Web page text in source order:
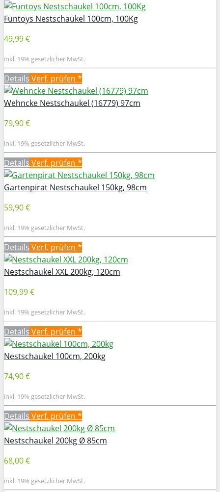
Funtoys Nestschaukel 100cm, 100Kg
49,99 €
inkl. 19% gesetzlicher MwSt.
Details Verf. prüfen *
Wehncke Nestschaukel (16779) 97cm
79,90 €
inkl. 19% gesetzlicher MwSt.
Details Verf. prüfen *
Gartenpirat Nestschaukel 150kg, 98cm
59,90 €
inkl. 19% gesetzlicher MwSt.
Details Verf. prüfen *
Nestschaukel XXL 200kg, 120cm
109,99 €
inkl. 19% gesetzlicher MwSt.
Details Verf. prüfen *
Nestschaukel 100cm, 200kg
74,90 €
inkl. 19% gesetzlicher MwSt.
Details Verf. prüfen *
Nestschaukel 200kg Ø 85cm
68,00 €
inkl. 19% gesetzlicher MwSt.